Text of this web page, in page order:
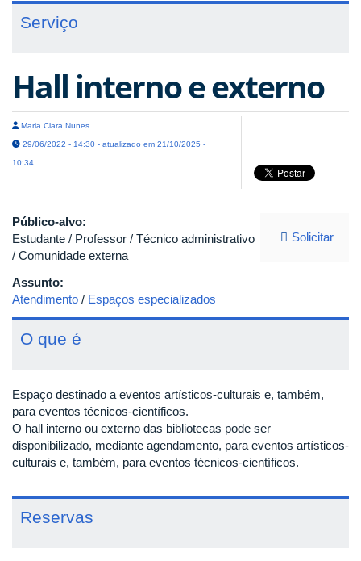
Serviço
Hall interno e externo
Maria Clara Nunes
29/06/2022 - 14:30 - atualizado em 21/10/2025 -
10:34
Solicitar
Público-alvo:
Estudante / Professor / Técnico administrativo
/ Comunidade externa
Assunto:
Atendimento / Espaços especializados
O que é
Espaço destinado a eventos artísticos-culturais e, também,
para eventos técnicos-científicos.
O hall interno ou externo das bibliotecas pode ser
disponibilizado, mediante agendamento, para eventos artísticos-
culturais e, também, para eventos técnicos-científicos.
Reservas